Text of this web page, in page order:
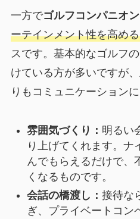
一方でゴルフコンパニオン
ーテインメント性を高め
スです。基本的なゴルフ
けている方が多いですが
りもコミュニケーションに
雰囲気づくり： 明るい
り上げてくれます。ナ
んでもらえるだけで、
くなるものです。
会話の橋渡し： 接待な
ぎ、プライベートコン